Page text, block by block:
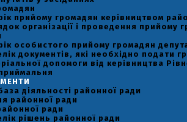
прийому громадян керівництвом
організації і проведення прийому
особистого прийому громадян
документів, які необхідно подати
допомоги від керівництва
діяльності районної ради
районної ради
ради
рішень районної ради